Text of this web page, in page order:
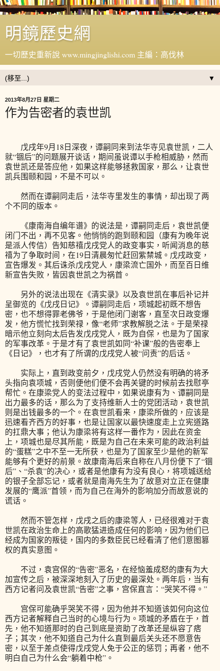
明鏡歷史網
一切歷史重新說 www.mingjinglishi.com 主編：高伐林
▼
2013年8月27日 星期二
作为告密者的袁世凯
戊戌年9月18日深夜，谭嗣同来到法华寺见袁世凯，二人
就“锢后”的问题展开谈话，期间虽说谭以手枪相威胁，然而
袁世凯还是答应他，如果这样能够拯救国家，那么，让袁世
凯兵围颐和园，不是不可以。
然而在谭嗣同走后，法华寺里发生的事情，却出现了两
个不同的版本。
《康南海自编年谱》的说法是，谭嗣同走后，袁世凯便
闭门不出，再不见客。他悄悄的跑到颐和园（康有为晚年说
是派人传信）告知慈禧戊戌党人的政变事实，听闻消息的慈
禧为了争取时间，在19日清晨匆忙赶回紫禁城。戊戌政变，
宣告爆发。其后诛杀戊戌党人，康梁流亡国外，而至百日维
新宣告失败，皆因袁世凯之为祸首。
另外的说法出现在《清实录》以及袁世凯在事后补记并
呈御览的《戊戌日记》。谭嗣同走后，项城起初既不想告
密，也不想得罪老佛爷，于是他闭门谢客，直至次日政变爆
发，他方慌忙找到荣禄，像“老师”求教解脱之法。于是荣禄
暗示他立刻向太后告发戊戌党人，既为自保，也是为了国家
的军事改革。于是才有了袁世凯如同“补课”般的告密奉上
《日记》，也才有了所谓的戊戌党人被“问责”的后话。
实际上，直到政变前夕，戊戌党人仍然没有明确的将矛
头指向袁项城，否则便他们便不会再关键的时候前去找慰亭
帮忙。在康梁党人的变法过程中，如果说康有为、谭嗣同是
出力最多的话，那么为了支持维新人士的党团活动，袁世凯
则是出钱最多的一个。在袁世凯看来，康梁所做的，应该是
迅速看齐西方的好事，也是让国家以最快速度走上立宪道路
的扛鼎大事；他认为康梁将有这样一番作为，因此在资金
上，项城也是尽其所能，既是为自己在未来可能的政治利益
的“蛋糕”之中不至一无所获，也是为了国家至少是他的新军
能够有个更好的前景。故康南海后来自称在八月份便下了“锢
后”、“杀袁”的决心，或者是他康有为没有良心，将项城送给
的银子全部忘记，或者就是南海先生为了故意对立正在健康
发展的“鹰派”首领，而为自己在海外的影响加分而故意说的
谎话。
然而不管怎样，戊戌之后的康梁等人，已经很难对于袁
世凯在政治生命上的高歌猛进造成任何的影响，因为他们已
经成为国家的叛徒，国内的多数臣民已经看清了他们意图篡
权的真实意图。
不过，袁宫保的“告密”恶名，在经恼羞成怒的康有为大
加宣传之后，被深深地刻入了历史的最深处。两年后，当有
西方记者问及袁世凯“告密”之事，宫保直言：“哭笑不得。”
宫保可能确乎哭笑不得，因为他并不知道该如何向这位
西方记者解释自己当时的心境与行为。项城的矛盾在于，首
先，他不知道那时的自己到底是资助了改革还是纵容了痞
子；其次，他不知道自己为什么直到最后关头还不愿意告
密，以至于差点使得戊戌党人免于公正的惩罚；再者，他不
明白自己为什么会“躺着中枪”。